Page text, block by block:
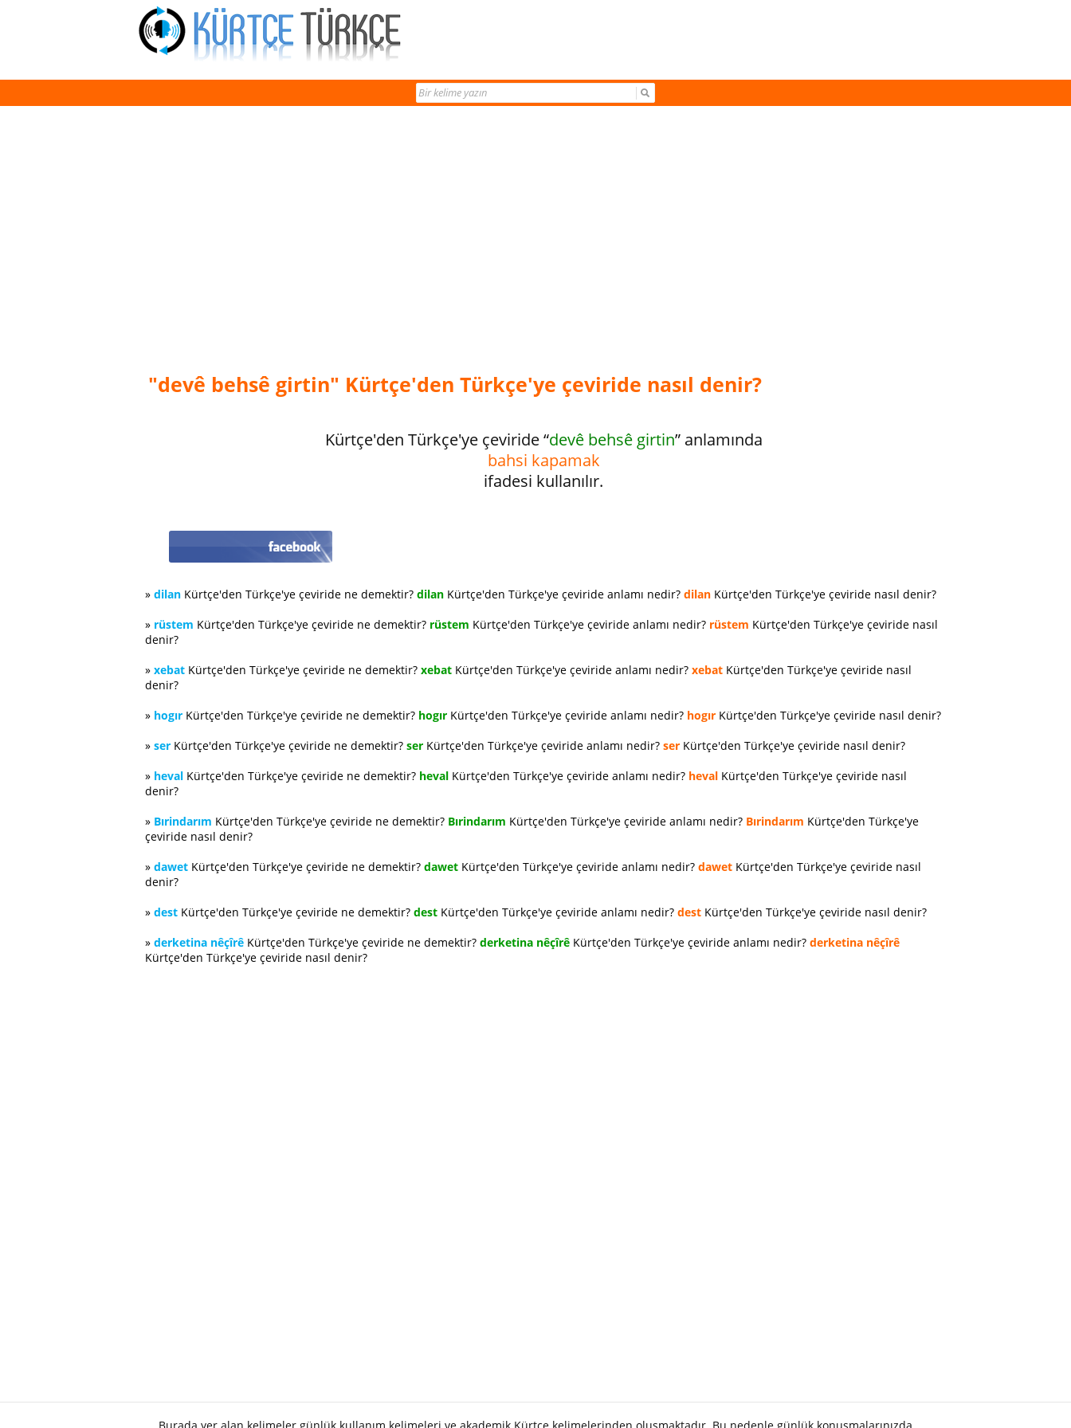
"devê behsê girtin" Kürtçe'den Türkçe'ye çeviride nasıl denir?
Kürtçe'den Türkçe'ye çeviride “devê behsê girtin” anlamında
bahsi kapamak
ifadesi kullanılır.
» dilan Kürtçe'den Türkçe'ye çeviride ne demektir? dilan Kürtçe'den Türkçe'ye çeviride anlamı nedir? dilan Kürtçe'den Türkçe'ye çeviride nasıl denir?
» rüstem Kürtçe'den Türkçe'ye çeviride ne demektir? rüstem Kürtçe'den Türkçe'ye çeviride anlamı nedir? rüstem Kürtçe'den Türkçe'ye çeviride nasıl
denir?
» xebat Kürtçe'den Türkçe'ye çeviride ne demektir? xebat Kürtçe'den Türkçe'ye çeviride anlamı nedir? xebat Kürtçe'den Türkçe'ye çeviride nasıl
denir?
» hogır Kürtçe'den Türkçe'ye çeviride ne demektir? hogır Kürtçe'den Türkçe'ye çeviride anlamı nedir? hogır Kürtçe'den Türkçe'ye çeviride nasıl denir?
» ser Kürtçe'den Türkçe'ye çeviride ne demektir? ser Kürtçe'den Türkçe'ye çeviride anlamı nedir? ser Kürtçe'den Türkçe'ye çeviride nasıl denir?
» heval Kürtçe'den Türkçe'ye çeviride ne demektir? heval Kürtçe'den Türkçe'ye çeviride anlamı nedir? heval Kürtçe'den Türkçe'ye çeviride nasıl
denir?
» Bırindarım Kürtçe'den Türkçe'ye çeviride ne demektir? Bırindarım Kürtçe'den Türkçe'ye çeviride anlamı nedir? Bırindarım Kürtçe'den Türkçe'ye
çeviride nasıl denir?
» dawet Kürtçe'den Türkçe'ye çeviride ne demektir? dawet Kürtçe'den Türkçe'ye çeviride anlamı nedir? dawet Kürtçe'den Türkçe'ye çeviride nasıl
denir?
» dest Kürtçe'den Türkçe'ye çeviride ne demektir? dest Kürtçe'den Türkçe'ye çeviride anlamı nedir? dest Kürtçe'den Türkçe'ye çeviride nasıl denir?
» derketina nêçîrê Kürtçe'den Türkçe'ye çeviride ne demektir? derketina nêçîrê Kürtçe'den Türkçe'ye çeviride anlamı nedir? derketina nêçîrê
Kürtçe'den Türkçe'ye çeviride nasıl denir?